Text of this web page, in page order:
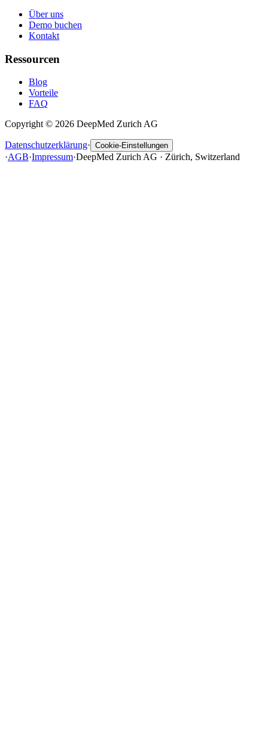
Über uns
Demo buchen
Kontakt
Ressourcen
Blog
Vorteile
FAQ
Copyright © 2026 DeepMed Zurich AG
Datenschutzerklärung· Cookie-Einstellungen
·AGB·Impressum·DeepMed Zurich AG · Zürich, Switzerland